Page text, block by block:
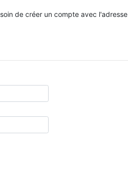
de créer un compte avec l'adresse